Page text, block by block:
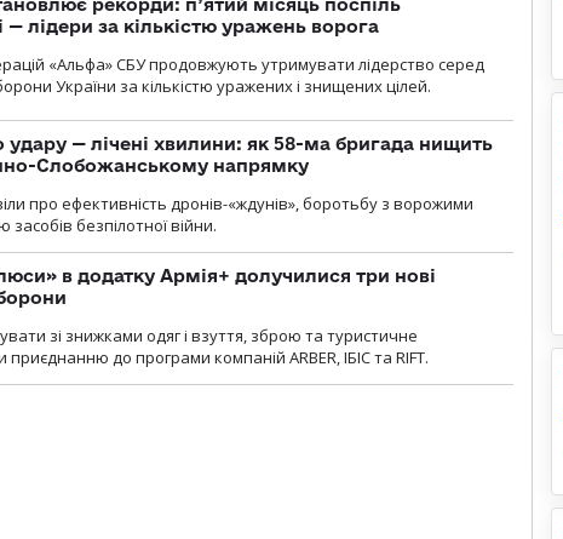
— лідери за кількістю уражень ворога
«Альфа» СБУ продовжують утримувати лідерство серед
України за кількістю уражених і знищених цілей.
удару — лічені хвилини: як 58-ма бригада нищить
Слобожанському напрямку
про ефективність дронів-«ждунів», боротьбу з ворожими
безпілотної війни.
в додатку Армія+ долучилися три нові
зі знижками одяг і взуття, зброю та туристичне
до програми компаній ARBER, ІБІС та RIFT.